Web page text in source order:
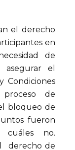
el derecho
en
de
asegurar el
Condiciones
de
bloqueo de
fueron
cuáles no.
derecho de